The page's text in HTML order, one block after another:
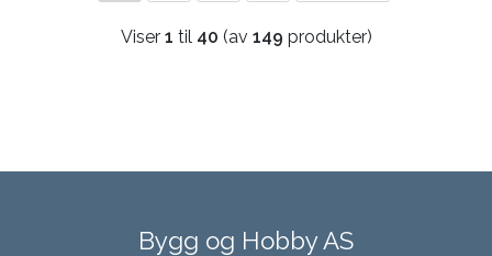
Viser 1 til 40 (av 149 produkter)
Bygg og Hobby AS